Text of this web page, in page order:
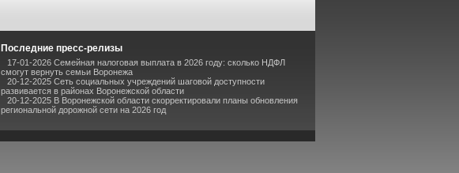
Последние пресс-релизы
17-01-2026 Семейная налоговая выплата в 2026 году: сколько НДФЛ
смогут вернуть семьи Воронежа
20-12-2025 Сеть социальных учреждений шаговой доступности
развивается в районах Воронежской области
20-12-2025 В Воронежской области скорректировали планы обновления
региональной дорожной сети на 2026 год